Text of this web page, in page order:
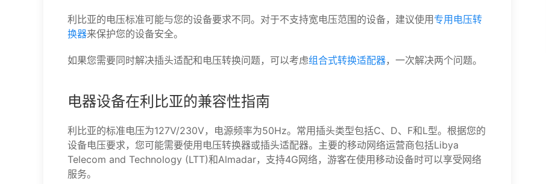
利比亚的电压标准可能与您的设备要求不同。对于不支持宽电压范围的设备，建议使用专用电压转
换器来保护您的设备安全。
如果您需要同时解决插头适配和电压转换问题，可以考虑组合式转换适配器，一次解决两个问题。
电器设备在利比亚的兼容性指南
利比亚的标准电压为127V/230V，电源频率为50Hz。常用插头类型包括C、D、F和L型。根据您的
设备电压要求，您可能需要使用电压转换器或插头适配器。主要的移动网络运营商包括Libya
Telecom and Technology (LTT)和Almadar，支持4G网络，游客在使用移动设备时可以享受网络
服务。